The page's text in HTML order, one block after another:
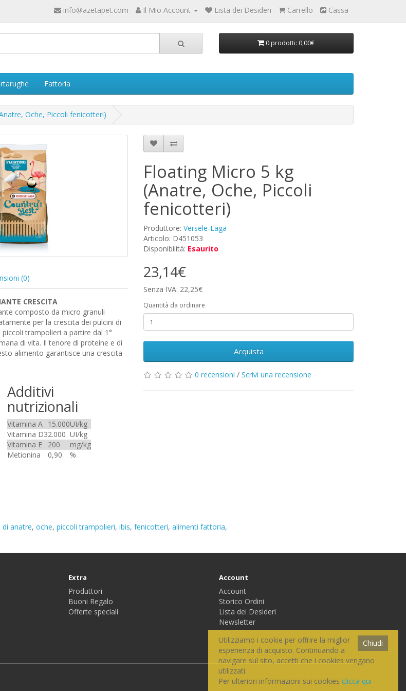
info@azetapet.com Il Mio Account Lista dei Desideri Carrello Cassa
0 prodotti: 0,00€
Fattoria
Oche, Piccoli fenicotteri)
(0)
CRESCITA
composto da micro granuli
per la crescita dei pulcini di
trampolieri a partire dal 1°
di vita. Il tenore di proteine e di
alimento garantisce una crescita
Additivi
nutrizionali
Vitamina A 15.000UI/kg
Vitamina D32.000 UI/kg
Vitamina E
200
mg/kg
Metionina
0,90 %
Floating Micro 5 kg
(Anatre, Oche, Piccoli
fenicotteri)
Produttore:Versele-Laga
Articolo: D451053
Disponibilità: Esaurito
23,14€
Senza IVA: 22,25€
Quantità da ordinare
Acquista
0 recensioni /Scrivi una recensione
di anatre, oche, piccoli trampolieri, ibis, fenicotteri, alimenti fattoria,
Extra
Produttori
Buoni Regalo
Offerte speciali
Account
Account
Storico Ordini
Lista dei Desideri
Newsletter
Chiudi
Utilizziamo i cookie per offrire la miglior
esperienza di acquisto. Continuando a
navigare sul sito, accetti che i cookies vengano
utilizzati.
Per ulteriori informazioni sui cookies clicca qui